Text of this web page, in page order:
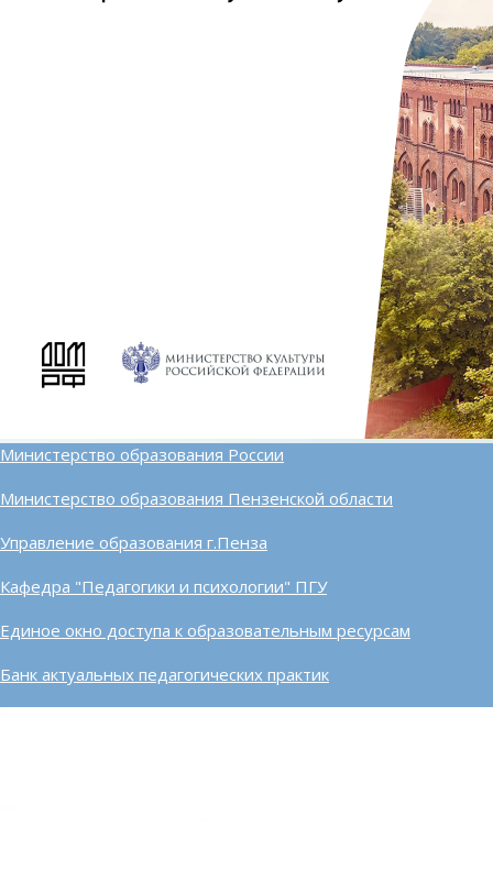
Министерство образования России
Министерство образования Пензенской области
Управление образования г.Пенза
Кафедра "Педагогики и психологии" ПГУ
Единое окно доступа к образовательным ресурсам
Банк актуальных педагогических практик